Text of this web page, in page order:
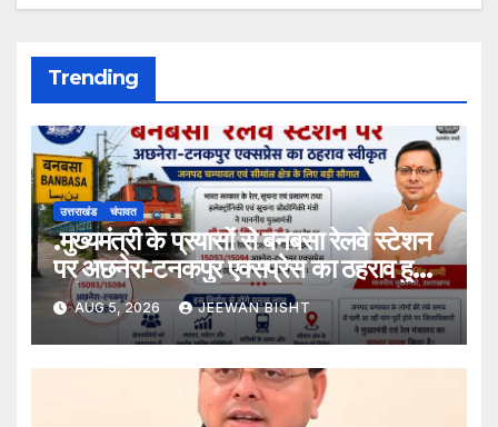
Trending
उत्तराखंड चंपावत
.मुख्यमंत्री के प्रयासों से बनबसा रेलवे स्टेशन
पर अछनेरा-टनकपुर एक्सप्रेस का ठहराव हुआ
स्वीकृत
AUG 5, 2026 JEEWAN BISHT